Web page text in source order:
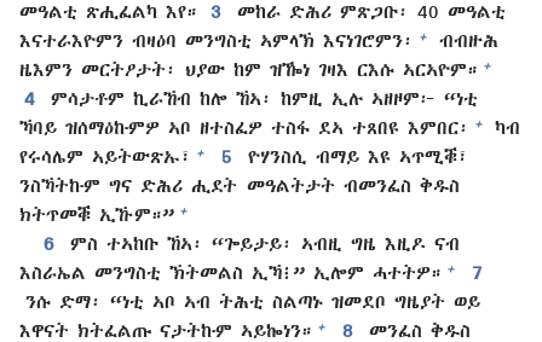
መዓልቲ ጽሒፈልካ እየ። 3
መከራ ድሕሪ ምጽጋቡ፡ 40 መዓልቲ
እናተራእዮምን ብዛዕባ መንግስቲ ኣምላኽ እናነገሮምን፡
+
ብብዙሕ
ዜእምን መርትዖታት፡ ህያው ከም ዝዀነ ገዛእ ርእሱ ኣርኣዮም። +
4
ምሳታቶም ኪራኸብ ከሎ ኸኣ፡ ከምዚ ኢሉ ኣዘዞም፦ “ነቲ
ኻባይ ዝሰማዕኩምዎ ኣቦ ዘተስፈዎ ተስፋ ደኣ ተጸበዩ እምበር፡
+
ካብ
የሩሳሌም ኣይትውጽኡ፣
+ 5
ዮሃንስሲ ብማይ እዩ ኣጥሚቑ፣
ንስኻትኩም ግና ድሕሪ ሒደት መዓልትታት ብመንፈስ ቅዱስ
ክትጥመቑ ኢኹም።” +
6
ምስ ተኣከቡ ኸኣ፡ “ጐይታይ፡ ኣብዚ ግዜ እዚዶ ናብ
እስራኤል መንግስቲ ኽትመልስ ኢኻ፧” ኢሎም ሓተትዎ። +
7
ንሱ ድማ፡ “ነቲ ኣቦ ኣብ ትሕቲ ስልጣኑ ዝመደቦ ግዜያት ወይ
እዋናት ክትፈልጡ ናታትኩም ኣይኰነን። + 8
መንፈስ ቅዱስ